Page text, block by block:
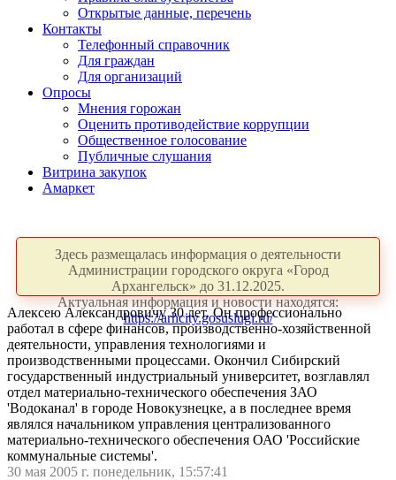
Открытые данные, перечень
Контакты
Телефонный справочник
Для граждан
Для организаций
Опросы
Мнения горожан
Оценить противодействие коррупции
Общественное голосование
Публичные слушания
Витрина закупок
Амаркет
Здесь размещалась информация о деятельности
Администрации городского округа «Город
Архангельск» до 31.12.2025.
Актуальная информация и новости находятся:
https://arhcity.gosuslugi.ru/
Алексею Александровичу 30 лет. Он профессионально
работал в сфере финансов, производственно-хозяйственной
деятельности, управления технологиями и
производственными процессами. Окончил Сибирский
государственный индустриальный университет, возглавлял
отдел материально-технического обеспечения ЗАО
'Водоканал' в городе Новокузнецке, а в последнее время
являлся начальником управления централизованного
материально-технического обеспечения ОАО 'Российские
коммунальные системы'.
30 мая 2005 г. понедельник, 15:57:41